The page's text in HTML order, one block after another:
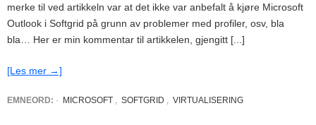
merke til ved artikkeln var at det ikke var anbefalt å kjøre Microsoft
Outlook i Softgrid på grunn av problemer med profiler, osv, bla
bla… Her er min kommentar til artikkelen, gjengitt [...]
[Les mer →]
EMNEORD: · MICROSOFT SOFTGRID VIRTUALISERING